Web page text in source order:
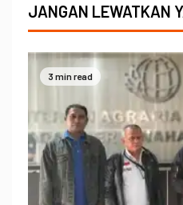
JANGAN LEWATKAN
3 min read